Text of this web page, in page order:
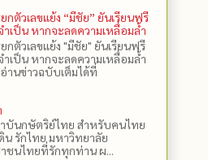
กตัวเลขแย้ง “มีชัย” ยันเรียนฟรี
ำเป็น หากจะลดความเหลื่อมล้ำ
กตัวเลขแย้ง "มีชัย" ยันเรียนฟรี
ำเป็น หากจะลดความเหลื่อมล้ำ
านข่าวฉบับเต็มได้ที่
บันกษัตริย์ไทย สำหรับคนไทย
น รักไทย มหาวิทยาลัย
ชนไทยที่รักทุกท่าน ผ...